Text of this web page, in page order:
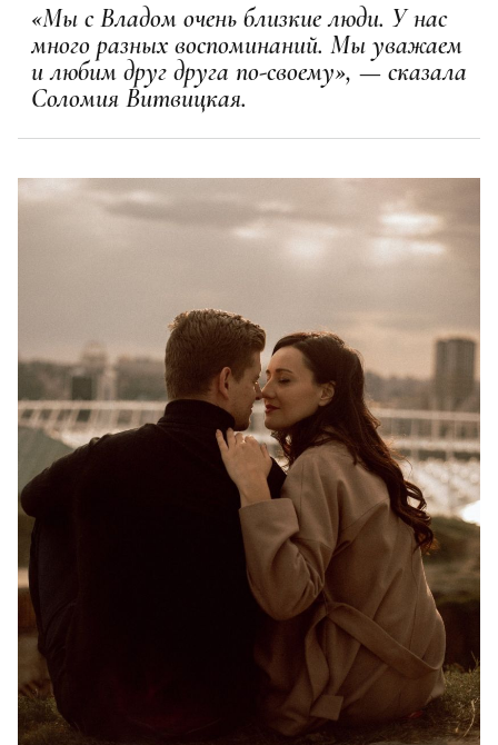
«Мы с Владом очень близкие люди. У нас
много разных воспоминаний. Мы уважаем
и любим друг друга по-своему», — сказала
Соломия Витвицкая.